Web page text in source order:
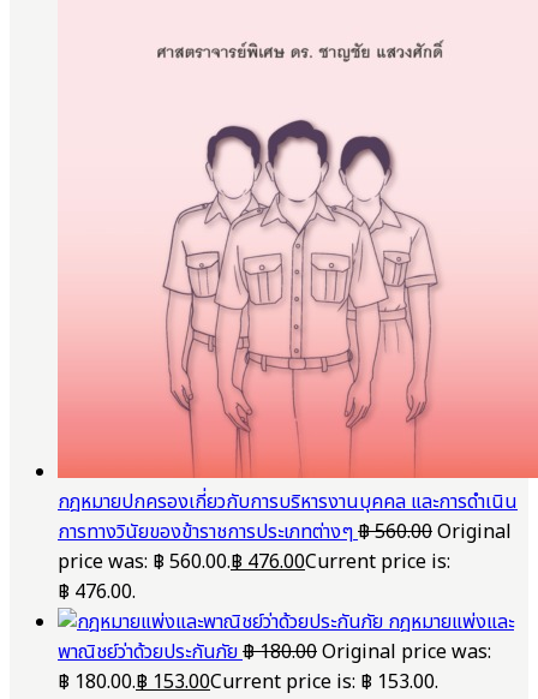
กฎหมายปกครองเกี่ยวกับการบริหารงานบุคคล และการดำเนิน
การทางวินัยของข้าราชการประเภทต่างๆ฿560.00Original
price was: ฿ 560.00.฿476.00Current price is:
฿ 476.00.
กฎหมายแพ่งและ
พาณิชย์ว่าด้วยประกันภัย฿180.00Original price was:
฿ 180.00.฿153.00Current price is: ฿ 153.00.